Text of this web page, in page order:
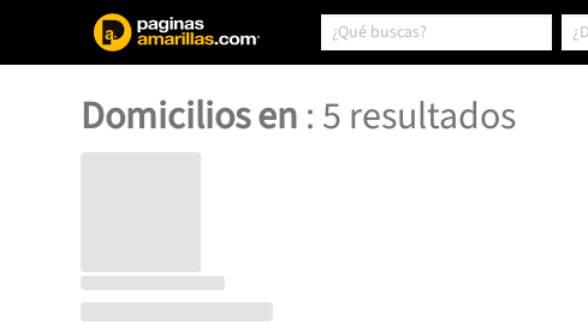
Domicilios en:5resultados